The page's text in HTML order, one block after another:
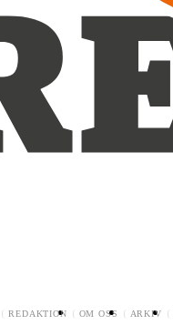
REDAKTION OM OSS ARKIV